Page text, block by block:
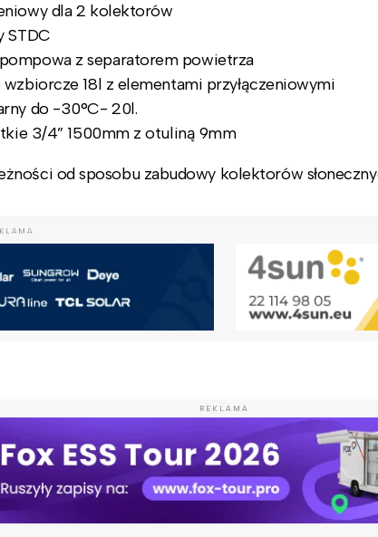
dla 2 kolektorów
STDC
z separatorem powietrza
wzbiorcze 18l z elementami przyłączeniowymi
do -30°C- 20l.
3/4” 1500mm z otuliną 9mm
od sposobu zabudowy kolektorów
REKLAMA